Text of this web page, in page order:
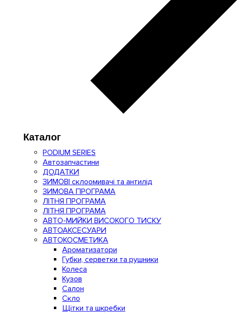
Каталог
PODIUM SERIES
Автозапчастини
ДОДАТКИ
ЗИМОВІ склоомивачі та антилід
ЗИМОВА ПРОГРАМА
ЛІТНЯ ПРОГРАМА
ЛІТНЯ ПРОГРАМА
АВТО-МИЙКИ ВИСОКОГО ТИСКУ
АВТОАКСЕСУАРИ
АВТОКОСМЕТИКА
Ароматизатори
Губки, серветки та рушники
Колеса
Кузов
Салон
Скло
Щітки та шкребки